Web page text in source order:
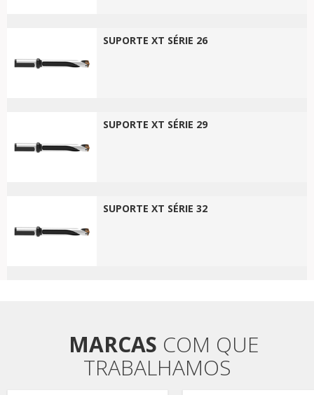
SUPORTE XT SÉRIE 26
SUPORTE XT SÉRIE 29
SUPORTE XT SÉRIE 32
MARCAS COM QUE
TRABALHAMOS